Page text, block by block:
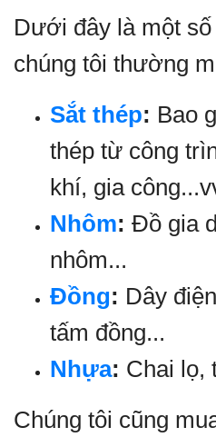
Dưới đây là một
chúng tôi thường
Sắt thép: Bao
thép từ công
khí, gia
Nhôm: Đồ gia
nhôm...
Đồng: Dây
tấm đồng...
Nhựa: Chai lọ,
Chúng tôi cũng